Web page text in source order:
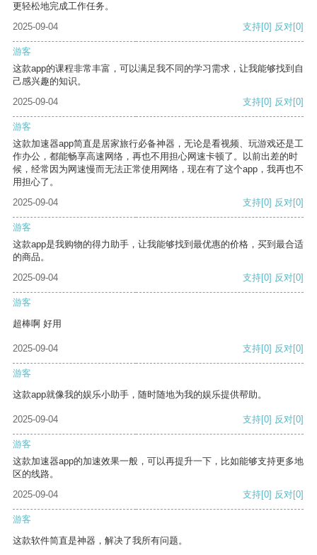
更轻松地完成工作任务。
2025-09-04
支持[0] 反对[0]
游客
这款app的课程非常丰富，可以满足我不同的学习需求，让我能够找到自
己感兴趣的知识。
2025-09-04
支持[0] 反对[0]
游客
这款加速器app简直是居家旅行必备神器，无论是看视频、玩游戏还是工
作办公，都能畅享高速网络，再也不用担心网速卡顿了。以前出差的时
候，经常因为网速慢而无法正常使用网络，现在有了这个app，我再也不
用担心了。
2025-09-04
支持[0] 反对[0]
游客
这款app是我购物的得力助手，让我能够找到最优惠的价格，买到最合适
的商品。
2025-09-04
支持[0] 反对[0]
游客
超棒啊 好用
2025-09-04 支持[0] 反对[0]
游客
这款app就像我的娱乐小助手，随时随地为我的娱乐提供帮助。
2025-09-04 支持[0] 反对[0]
游客
这款加速器app的加速效果一般，可以再提升一下，比如能够支持更多地
区的线路。
2025-09-04
支持[0] 反对[0]
游客
这款软件简直是神器，解决了我所有问题。